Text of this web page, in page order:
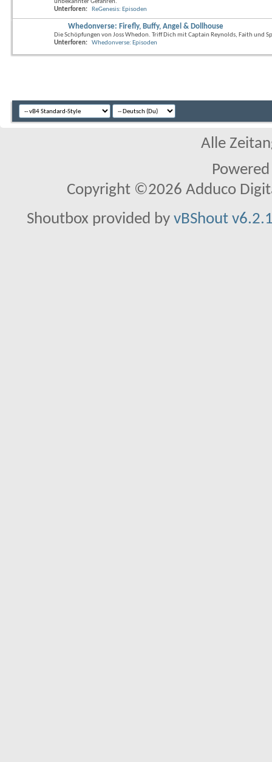
Unterforen:
ReGenesis: Episoden
Whedonverse: Firefly, Buffy, Angel & Dollhouse
Die Schöpfungen von Joss Whedon. Triff Dich mit Captain Reynolds, Faith und
Unterforen:
Whedonverse: Episoden
Alle
Copyright ©2026 Adduco
Shoutbox provided by vBShout